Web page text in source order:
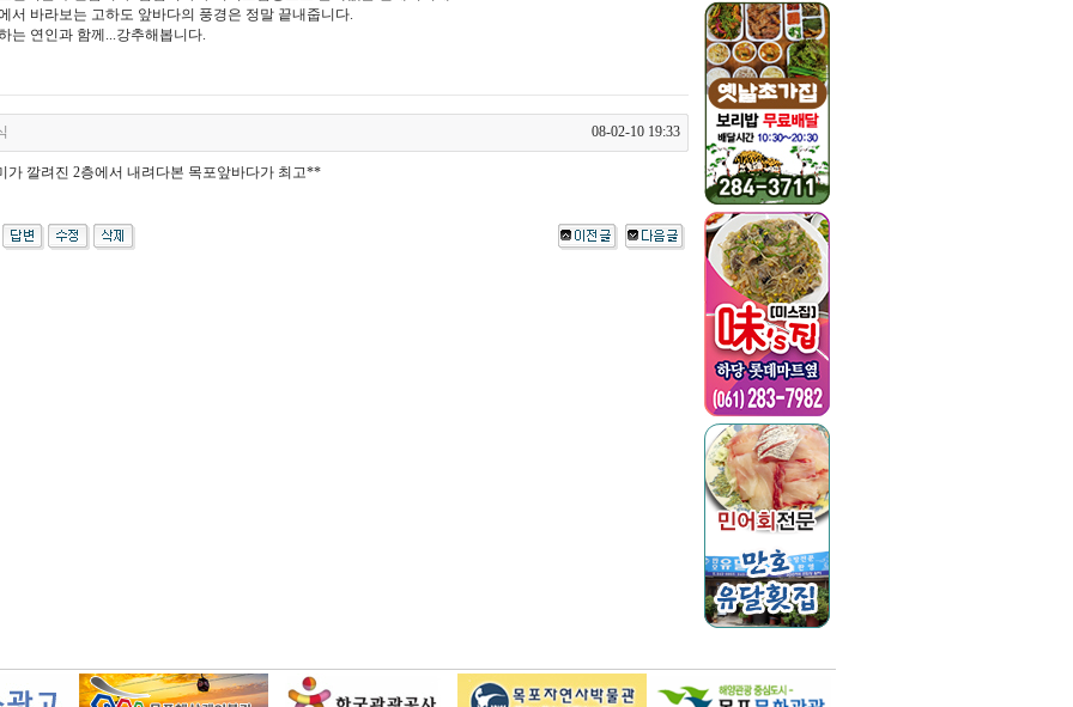
서 바라보는 고하도 앞바다의 풍경은 정말 끝내줍니다.
는 연인과 함께...강추해봅니다.
08-02-10 19:33
가 깔려진 2층에서 내려다본 목포앞바다가 최고**